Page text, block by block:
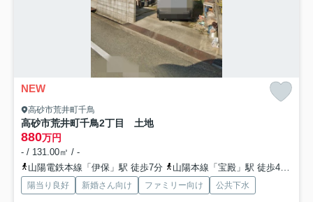
NEW
高砂市荒井町千鳥
高砂市荒井町千鳥2丁目 土地
880万円
- / 131.00㎡ / -
山陽電鉄本線「伊保」駅 徒歩7分
山陽本線「宝殿」駅 徒歩43分
陽当り良好 新婚さん向け ファミリー向け 公共下水